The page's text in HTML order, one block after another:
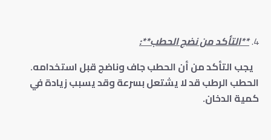
**التأكد من نضج الحطب**:
يجب التأكد من أن الحطب جاف وناضج قبل استخدامه.
الحطب الرطب قد لا يشتعل بسرعة وقد يسبب زيادة في
كمية الدخان.